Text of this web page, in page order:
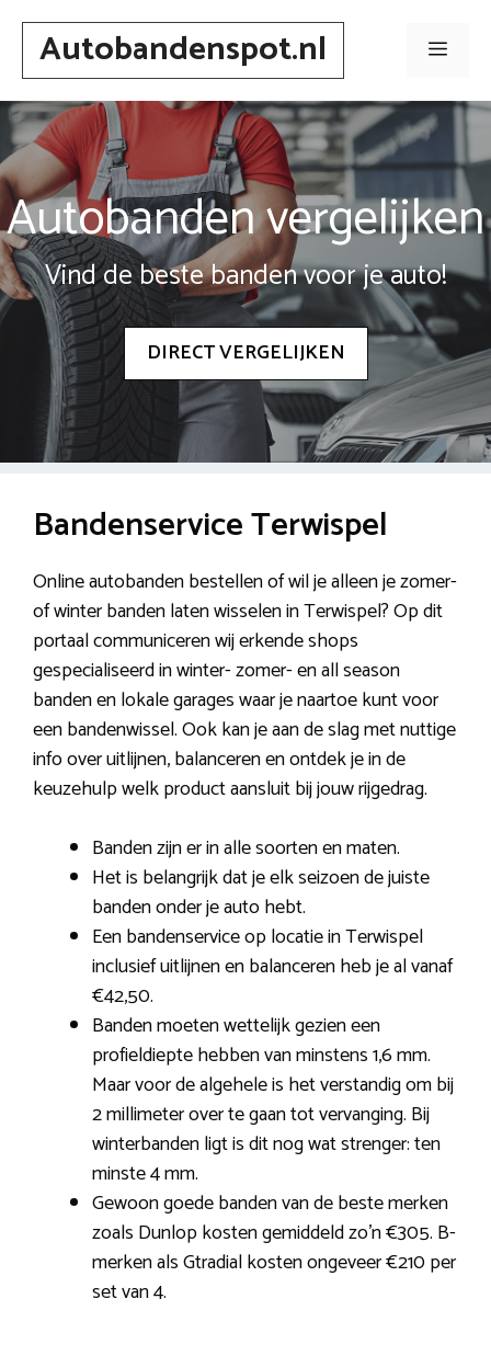
Spring
inhoudAutobandenspot.nl Menu
Autobanden vergelijken
Vind de beste banden voor je auto!
DIRECT VERGELIJKEN
Bandenservice Terwispel
Online autobanden bestellen of wil je alleen je zomer-
of winter banden laten wisselen in Terwispel? Op dit
portaal communiceren wij erkende shops
gespecialiseerd in winter- zomer- en all season
banden en lokale garages waar je naartoe kunt voor
een bandenwissel. Ook kan je aan de slag met nuttige
info over uitlijnen, balanceren en ontdek je in de
keuzehulp welk product aansluit bij jouw rijgedrag.
Banden zijn er in alle soorten en maten.
Het is belangrijk dat je elk seizoen de juiste
banden onder je auto hebt.
Een bandenservice op locatie in Terwispel
inclusief uitlijnen en balanceren heb je al vanaf
€42,50.
Banden moeten wettelijk gezien een
profieldiepte hebben van minstens 1,6 mm.
Maar voor de algehele is het verstandig om bij
2 millimeter over te gaan tot vervanging. Bij
winterbanden ligt is dit nog wat strenger: ten
minste 4 mm.
Gewoon goede banden van de beste merken
zoals Dunlop kosten gemiddeld zo’n €305. B-
merken als Gtradial kosten ongeveer €210 per
set van 4.